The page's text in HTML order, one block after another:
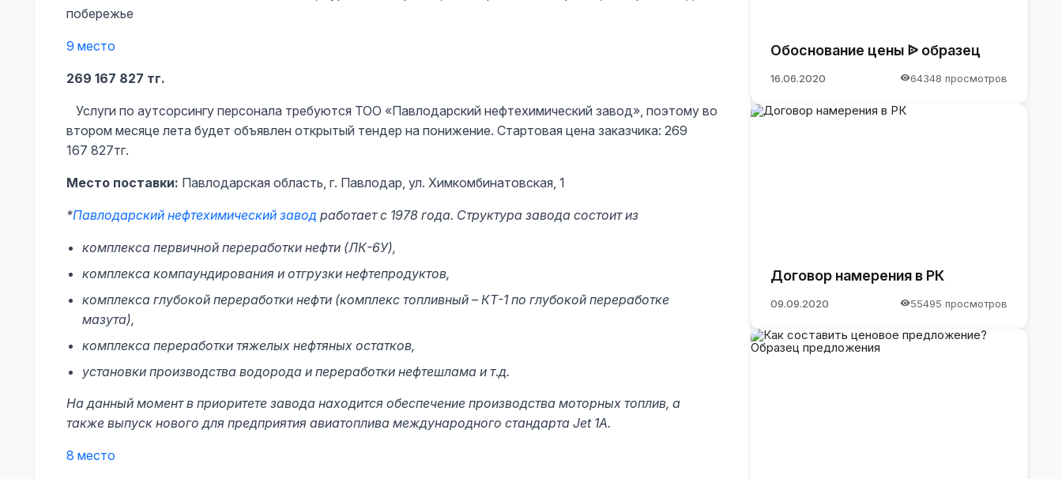
побережье
9 место
269 167 827 тг.
Услуги по аутсорсингу персонала требуются ТОО «Павлодарский нефтехимический завод», поэтому во
втором месяце лета будет объявлен открытый тендер на понижение. Стартовая цена заказчика: 269
167 827тг.
Место поставки: Павлодарская область, г. Павлодар, ул. Химкомбинатовская, 1
*Павлодарский нефтехимический завод работает с 1978 года. Структура завода состоит из
комплекса первичной переработки нефти (ЛК-6У),
комплекса компаундирования и отгрузки нефтепродуктов,
комплекса глубокой переработки нефти (комплекс топливный – КТ-1 по глубокой переработке
мазута),
комплекса переработки тяжелых нефтяных остатков,
установки производства водорода и переработки нефтешлама и т.д.
На данный момент в приоритете завода находится обеспечение производства моторных топлив, а
также выпуск нового для предприятия авиатоплива международного стандарта Jet 1A.
8 место
Обоснование цены ᐉ образец
16.06.2020 64348 просмотров
Договор намерения в РК
09.09.2020 55495 просмотров